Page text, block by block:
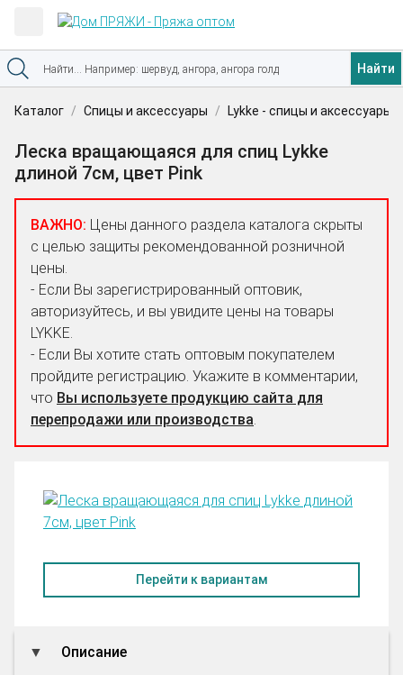
Найти
Каталог Спицы и аксессуары Lykke - спицы и аксессуары
Леска вращающаяся для спиц Lykke
длиной 7см, цвет Pink
ВАЖНО: Цены данного раздела каталога скрыты
с целью защиты рекомендованной розничной
цены.
- Если Вы зарегистрированный оптовик,
авторизуйтесь, и вы увидите цены на товары
LYKKE.
- Если Вы хотите стать оптовым покупателем
пройдите регистрацию. Укажите в комментарии,
что Вы используете продукцию сайта для
перепродажи или производства.
Перейти к вариантам
Описание